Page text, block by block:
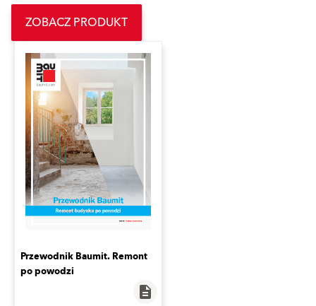
ZOBACZ PRODUKT
Przewodnik Baumit. Remont
po powodzi
description